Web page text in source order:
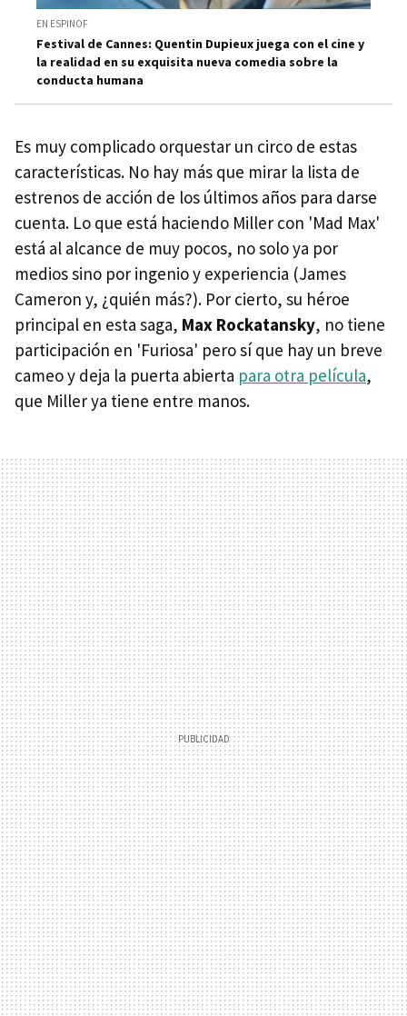
EN ESPINOF
Festival de Cannes: Quentin Dupieux juega con el cine y
la realidad en su exquisita nueva comedia sobre la
conducta humana
Es muy complicado orquestar un circo de estas
características. No hay más que mirar la lista de
estrenos de acción de los últimos años para darse
cuenta. Lo que está haciendo Miller con 'Mad Max'
está al alcance de muy pocos, no solo ya por
medios sino por ingenio y experiencia (James
Cameron y, ¿quién más?). Por cierto, su héroe
principal en esta saga, Max Rockatansky, no tiene
participación en 'Furiosa' pero sí que hay un breve
cameo y deja la puerta abierta para otra película,
que Miller ya tiene entre manos.